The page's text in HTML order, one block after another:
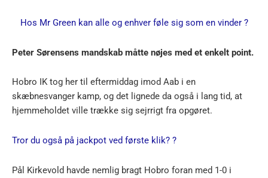
Hos Mr Green kan alle og enhver føle sig som en vinder ?
Peter Sørensens mandskab måtte nøjes med et enkelt point.
Hobro IK tog her til eftermiddag imod Aab i en
skæbnesvanger kamp, og det lignede da også i lang tid, at
hjemmeholdet ville trække sig sejrrigt fra opgøret.
Tror du også på jackpot ved første klik? ?
Pål Kirkevold havde nemlig bragt Hobro foran med 1-0 i